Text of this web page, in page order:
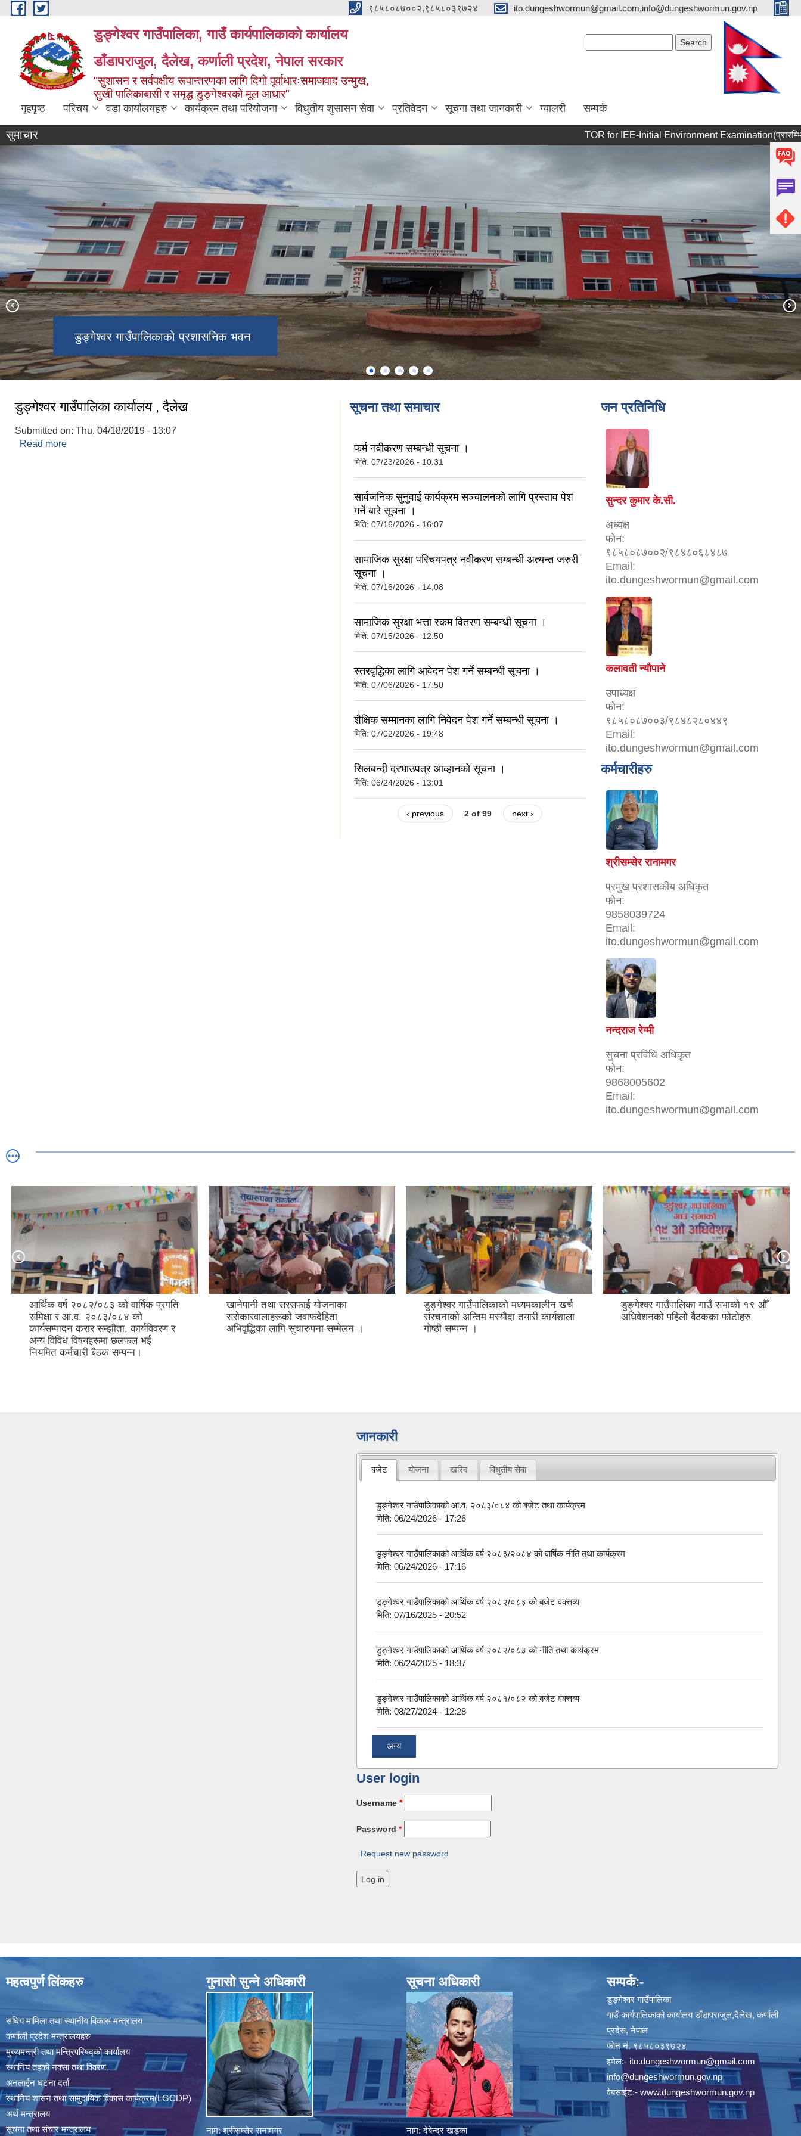
Skip to main content ९८५८०८७००२,९८५८०३९७२४ ito.dungeshwormun@gmail.com,info@dungeshwormun.gov.np
डुङ्गेश्वर गाउँपालिका, गाउँ कार्यपालिकाको कार्यालय
डाँडापराजुल, दैलेख, कर्णाली प्रदेश, नेपाल सरकार
"सुशासन र सर्वपक्षीय रूपान्तरणका लागि दिगो पूर्वाधारःसमाजवाद उन्मुख,
सुखी पालिकाबासी र समृद्ध डुङ्गेश्वरको मूल आधार"
गृहपृष्ठ परिचय वडा कार्यालयहरु कार्यक्रम तथा परियोजना विधुतीय शुसासन सेवा प्रतिवेदन सूचना तथा जानकारी ग्यालरी सम्पर्क
सुमाचार TOR for IEE-Initial Environment Examination(प्रारम्भिक
डुङ्गेश्वर गाउँपालिकाको प्रशासनिक भवन
डुङ्गेल मन्दिर वडा नं. ६
कुइया ताल वडा नं. २
मालिका मन्दिर वडा नं. ३
नारायणस्थान वडा नं. ५
डुङ्गेश्वर गाउँपालिका कार्यालय , दैलेख
Submitted on: Thu, 04/18/2019 - 13:07
Read more
सूचना तथा समाचार
फर्म नवीकरण सम्बन्धी सूचना ।
मिति: 07/23/2026 - 10:31
सार्वजनिक सुनुवाई कार्यक्रम सञ्चालनकाे लागि प्रस्ताव पेश
गर्ने बारे सूचना ।
मिति: 07/16/2026 - 16:07
सामाजिक सुरक्षा परिचयपत्र नवीकरण सम्बन्धी अत्यन्त जरुरी
सूचना ।
मिति: 07/16/2026 - 14:08
सामाजिक सुरक्षा भत्ता रकम वितरण सम्बन्धी सूचना ।
मिति: 07/15/2026 - 12:50
स्तरवृद्धिका लागि आवेदन पेश गर्ने सम्बन्धी सूचना ।
मिति: 07/06/2026 - 17:50
शैक्षिक सम्मानका लागि निवेदन पेश गर्ने सम्बन्धी सूचना ।
मिति: 07/02/2026 - 19:48
सिलबन्दी दरभाउपत्र आव्हानकाे सूचना ।
मिति: 06/24/2026 - 13:01
‹ previous 2 of 99 next ›
जन प्रतिनिधि
सुन्दर कुमार के.सी.
अध्यक्ष
फोन:
९८५८०८७००२/९८४८०६८४८७
Email:
ito.dungeshwormun@gmail.com
कलावती न्यौपाने
उपाध्यक्ष
फोन:
९८५८०८७००३/९८४८२८०४४९
Email:
ito.dungeshwormun@gmail.com
कर्मचारीहरु
श्रीसम्सेर रानामगर
प्रमुख प्रशासकीय अधिकृत
फोन:
9858039724
Email:
ito.dungeshwormun@gmail.com
नन्दराज रेग्मी
सुचना प्रविधि ‌अधिकृत
फोन:
9868005602
Email:
ito.dungeshwormun@gmail.com
आर्थिक वर्ष २०८२/०८३ काे वार्षिक प्रगति
समिक्षा र आ.व. २०८३/०८४ काे
कार्यसम्पादन करार सम्झौता, कार्यविवरण र
अन्य विविध विषयहरूमा छलफल भई
नियमित कर्मचारी बैठक सम्पन्न।
खानेपानी तथा सरसफाई याेजनाका
सराेकारवालाहरूकाे जवाफदेहिता
अभिवृद्धिका लागि सुचारुपना सम्मेलन ।
डुङ्गेश्वर गाउँपालिकाको मध्यमकालीन खर्च
संरचनाको अन्तिम मस्यौदा तयारी कार्यशाला
गोष्ठी सम्पन्न ।
डुङ्गेश्वर गाउँपालिका गाउँ सभाको १९ औँ
अधिवेशनको पहिलो बैठकका फोटोहरु
जानकारी
बजेट याेजना खरिद विधुतीय सेवा
डुङ्गेश्वर गाउँपालिकाको आ.व. २०८३/०८४ को बजेट तथा कार्यक्रम
मिति:06/24/2026 - 17:26
डुङ्गेश्वर गाउँपालिकाको आर्थिक वर्ष २०८३/२०८४ को वार्षिक नीति तथा कार्यक्रम
मिति:06/24/2026 - 17:16
डुङ्गेश्वर गाउँपालिकाको आर्थिक वर्ष २०८२/०८३ को बजेट वक्त्तव्य
मिति:07/16/2025 - 20:52
डुङ्गेश्वर गाउँपालिकाको आर्थिक वर्ष २०८२/०८३ को नीति तथा कार्यक्रम
मिति:06/24/2025 - 18:37
डुङ्गेश्वर गाउँपालिकाको आर्थिक वर्ष २०८१/०८२ को बजेट वक्त्तव्य
मिति:08/27/2024 - 12:28
अन्य
User login
Username *
Password *
Request new password
महत्वपुर्ण लिंकहरु
संघिय मामिला तथा स्थानीय विकास मन्त्रालय
कर्णाली प्रदेश मन्त्रालयहरु
मुख्यमन्त्री तथा मन्त्रिपरिषद्को कार्यालय
स्थानिय तहकाे नक्सा तथा विवरण
अनलाईन घटना दर्ता
स्थानिय शासन तथा सामुदायिक विकास कार्यक्रम(LGCDP)
अर्थ मन्त्रालय
सूचना तथा संचार मन्त्रालय
गुनासाे सुन्ने अधिकारी
नाम: श्रीसम्सेर रानामगर
सूचना अधिकारी
नाम: देबेन्द्र खड्का
सम्पर्क:-
डुङ्गेश्वर गाउँपालिका
गाउँ कार्यपालिकाको कार्यालय डाँडापराजुल,दैलेख, कर्णाली
प्रदेस, नेपाल
फाेन नं. ९८५८०३९७२४
इमेल:- ito.dungeshwormun@gmail.com
info@dungeshwormun.gov.np
वेबसाईट:- www.dungeshwormun.gov.np